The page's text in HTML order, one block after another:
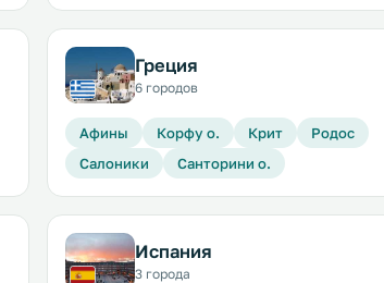
Греция
6 городов
Афины Корфу о. Крит
Родос
Салоники
Санторини о.
Испания
3 города